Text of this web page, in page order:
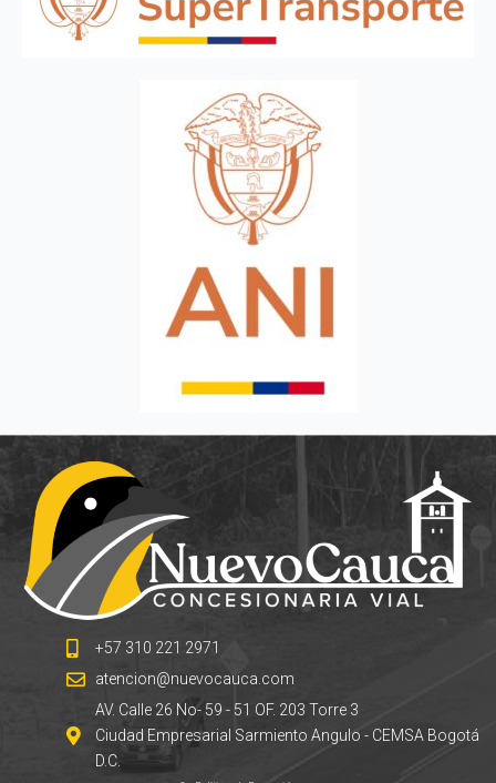
+57 310 221 2971
atencion@nuevocauca.com
AV. Calle 26 No- 59 - 51 OF. 203 Torre 3
Ciudad Empresarial Sarmiento Angulo - CEMSA Bogotá
D.C.